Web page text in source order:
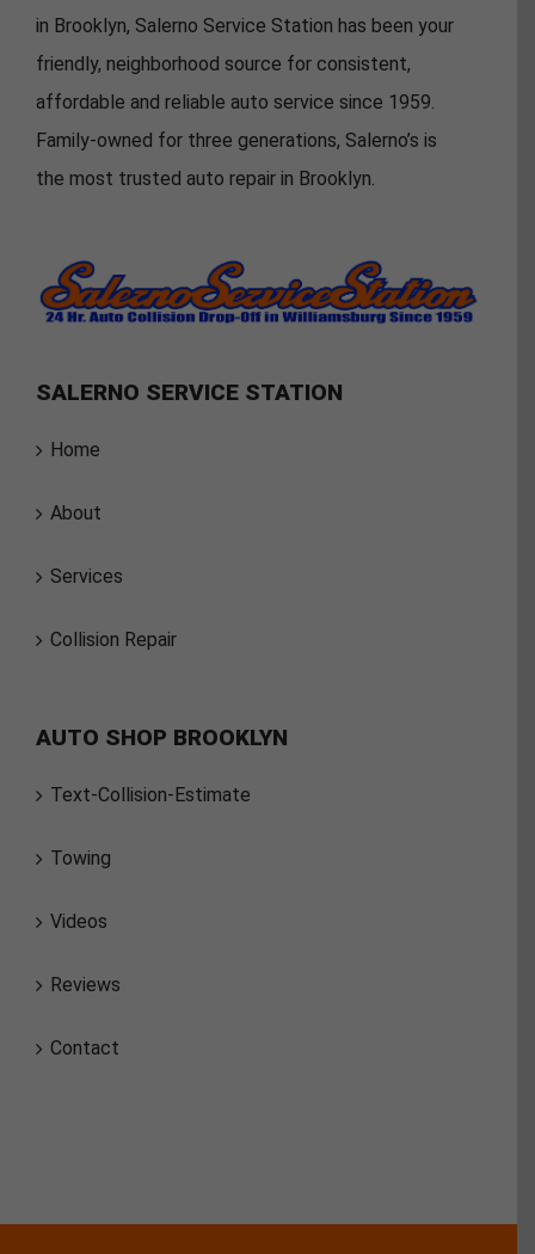
in Brooklyn, Salerno Service Station has been your
friendly, neighborhood source for consistent,
affordable and reliable auto service since 1959.
Family-owned for three generations, Salerno’s is
the most trusted auto repair in Brooklyn.
SALERNO SERVICE STATION
Home
About
Services
Collision Repair
AUTO SHOP BROOKLYN
Text-Collision-Estimate
Towing
Videos
Reviews
Contact